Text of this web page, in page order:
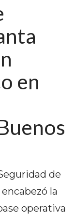
en
de
la
operativa